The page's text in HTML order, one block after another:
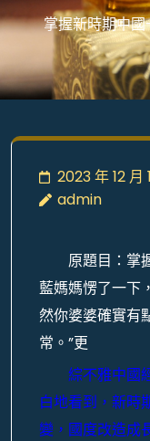
掌握新時期中
2023 年 12 月
admin
原題目：掌
藍媽媽愣了一下
然你婆婆確實有
常。”更
綜不雅中國
白地看到，新時
變，國度改造成